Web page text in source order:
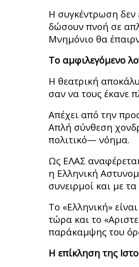
Η συγκέντρωση δεν
δώσουν πνοή σε
Μνημόνιο θα
Το αμφιλεγόμενο
Η θεατρική
σαν να τους έκανε
Απέχει από την
Απλή σύνθεση
πολιτικό— νόημα.
Ως ΕΛΑΣ
η Ελληνική
συνειρμοί και με
Το «Ελληνική»
τώρα και το
παράκαμψης του
Η επίκληση της